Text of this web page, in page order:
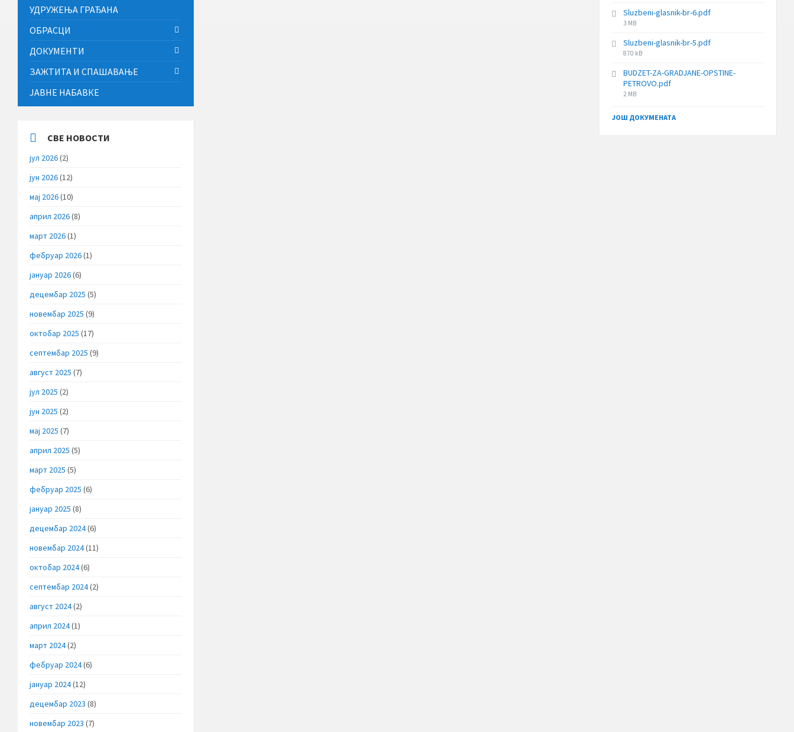
УДРУЖЕЊА ГРАЂАНА
ОБРАСЦИ
ДОКУМЕНТИ
ЗАЖТИТА И СПАШАВАЊЕ
ЈАВНЕ НАБАВКЕ
СВЕ НОВОСТИ
јул 2026(2)
јун 2026(12)
мај 2026(10)
април 2026(8)
март 2026(1)
фебруар 2026(1)
јануар 2026(6)
децембар 2025 (5)
новембар 2025 (9)
октобар 2025 (17)
септембар 2025 (9)
август 2025 (7)
јул 2025 (2)
јун 2025 (2)
мај 2025 (7)
април 2025 (5)
март 2025 (5)
фебруар 2025 (6)
јануар 2025 (8)
децембар 2024(6)
новембар 2024(11)
октобар 2024(6)
септембар 2024(2)
август 2024(2)
април 2024(1)
март 2024(2)
фебруар 2024(6)
јануар 2024(12)
децембар 2023 (8)
новембар 2023 (7)
Sluzbeni-glasnik-br-6.pdf
File
3 MB
Sluzbeni-glasnik-br-5.pdf
File
870 kB
BUDZET-ZA-GRADJANE-OPSTINE-
PETROVO.pdf
File
2 MB
ЈОШ ДОКУМЕНАТА